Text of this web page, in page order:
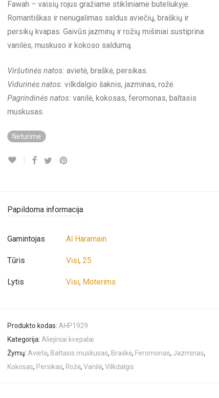
Fawah – vaisių rojus gražiame stikliniame buteliukyje.
Romantiškas ir nenugalimas saldus aviečių, braškių ir
persikų kvapas. Gaivūs jazminų ir rožių mišiniai sustiprina
vanilės, muskuso ir kokoso saldumą.
Viršutinės natos: avietė, braškė, persikas.
Vidurinės natos: vilkdalgio šaknis, jazminas, rožė.
Pagrindinės natos: vanilė, kokosas, feromonas, baltasis
muskusas.
Neturime
Papildoma informacija
Gamintojas Al Haramain
Tūris Visi, 25
Lytis Visi, Moterims
Produkto kodas: AHP1929
Kategorija: Aliejiniai kvepalai
Žymų: Avietė, Baltasis muskusas, Braškė, Feromonas, Jazminas,
Kokosas, Persikas, Rožė, Vanilė, Vilkdalgis